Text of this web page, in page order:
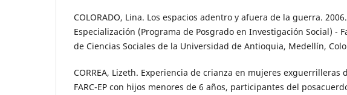
COLORADO, Lina. Los espacios adentro y afuera de la guerra. 2006.
Especialización (Programa de Posgrado en Investigación Social) -
de Ciencias Sociales de la Universidad de Antioquia, Medellín,
CORREA, Lizeth. Experiencia de crianza en mujeres exguerrilleras
FARC-EP con hijos menores de 6 años, participantes del